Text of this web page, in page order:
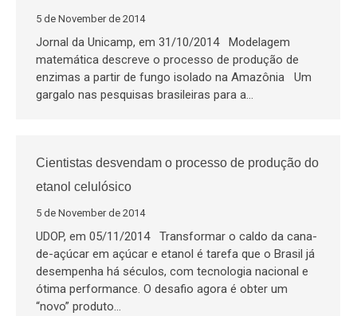
5 de November de 2014
Jornal da Unicamp, em 31/10/2014 Modelagem
matemática descreve o processo de produção de
enzimas a partir de fungo isolado na Amazônia Um
gargalo nas pesquisas brasileiras para a…
Cientistas desvendam o processo de produção do
etanol celulósico
5 de November de 2014
UDOP, em 05/11/2014 Transformar o caldo da cana-
de-açúcar em açúcar e etanol é tarefa que o Brasil já
desempenha há séculos, com tecnologia nacional e
ótima performance. O desafio agora é obter um
“novo” produto…